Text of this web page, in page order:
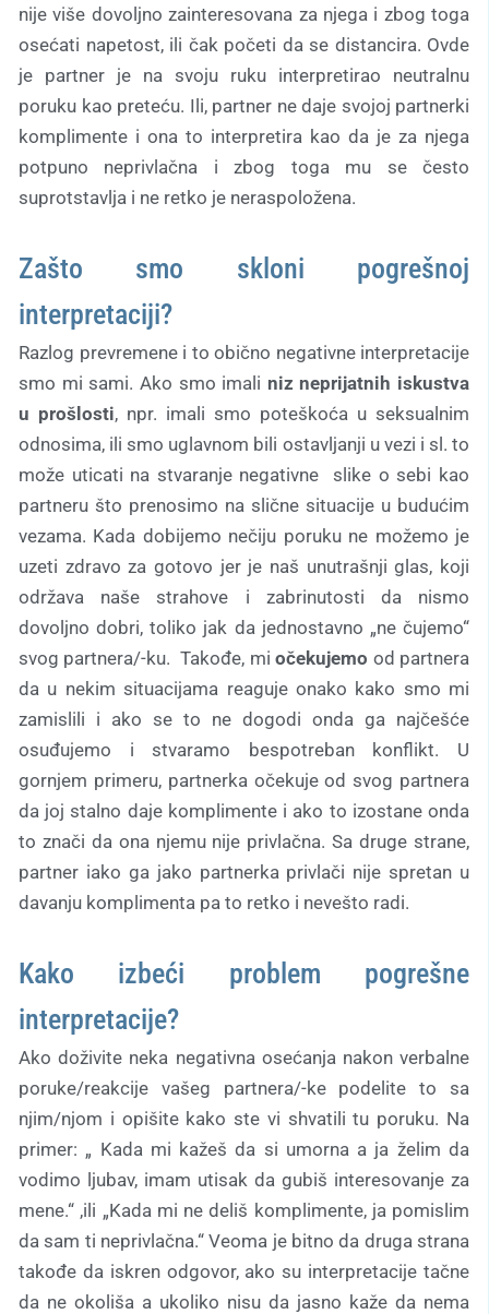
nije više dovoljno zainteresovana za njega i zbog toga
osećati napetost, ili čak početi da se distancira. Ovde
je partner je na svoju ruku interpretirao neutralnu
poruku kao preteću. Ili, partner ne daje svojoj partnerki
komplimente i ona to interpretira kao da je za njega
potpuno neprivlačna i zbog toga mu se često
suprotstavlja i ne retko je neraspoložena.
Zašto smo skloni pogrešnoj
interpretaciji?
Razlog prevremene i to obično negativne interpretacije
smo mi sami. Ako smo imali niz neprijatnih iskustva
u prošlosti, npr. imali smo poteškoća u seksualnim
odnosima, ili smo uglavnom bili ostavljanji u vezi i sl. to
može uticati na stvaranje negativne slike o sebi kao
partneru što prenosimo na slične situacije u budućim
vezama. Kada dobijemo nečiju poruku ne možemo je
uzeti zdravo za gotovo jer je naš unutrašnji glas, koji
održava naše strahove i zabrinutosti da nismo
dovoljno dobri, toliko jak da jednostavno „ne čujemo“
svog partnera/-ku. Takođe, miočekujemo od partnera
da u nekim situacijama reaguje onako kako smo mi
zamislili i ako se to ne dogodi onda ga najčešće
osuđujemo i stvaramo bespotreban konflikt. U
gornjem primeru, partnerka očekuje od svog partnera
da joj stalno daje komplimente i ako to izostane onda
to znači da ona njemu nije privlačna. Sa druge strane,
partner iako ga jako partnerka privlači nije spretan u
davanju komplimenta pa to retko i nevešto radi.
Kako izbeći problem pogrešne
interpretacije?
Ako doživite neka negativna osećanja nakon verbalne
poruke/reakcije vašeg partnera/-ke podelite to sa
njim/njom i opišite kako ste vi shvatili tu poruku. Na
primer: „ Kada mi kažeš da si umorna a ja želim da
vodimo ljubav, imam utisak da gubiš interesovanje za
mene.“ ,ili „Kada mi ne deliš komplimente, ja pomislim
da sam ti neprivlačna.“ Veoma je bitno da druga strana
takođe da iskren odgovor, ako su interpretacije tačne
da ne okoliša a ukoliko nisu da jasno kaže da nema